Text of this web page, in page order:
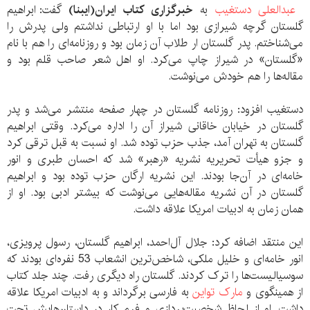
عبدالعلی دستغیب به خبرگزاری کتاب ایران(ایبنا)گفت: ابراهیم
گلستان گرچه شیرازی بود اما با او ارتباطی نداشتم ولی پدرش را
می‌شناختم. پدر گلستان ار طلاب آن زمان بود و روزنامه‌ای را هم با نام
«گلستان» در شیراز چاپ می‌کرد. او اهل شعر صاحب قلم بود و
مقاله‌ها را هم خودش می‌نوشت.
دستغیب افزود: روزنامه گلستان در چهار صفحه منتشر می‌شد و پدر
گلستان در خیابان خاقانی شیراز آن را اداره می‌کرد. وقتی ابراهیم
گلستان به تهران آمد، جذب حزب توده شد. او نسبت به قبل ترقی کرد
و جزو هیأت تحریریه نشریه «رهبر» شد که احسان طبری و انور
خامه‌ای در آن‌جا بودند. این نشریه ارگان حزب توده بود و ابراهیم
گلستان در آن نشریه مقاله‌هایی می‌نوشت که بیشتر ادبی بود. او از
همان زمان به ادبیات امریکا علاقه داشت.
این منتقد اضافه کرد: جلال آل‌احمد، ابراهیم گلستان، رسول پرویزی،
انور خامه‌ای و خلیل ملکی، شاخص‌ترین انشعاب 53 نفره‌ای بودند که
سوسیالیست‌ها را ترک کردند. گلستان راه دیگری رفت. چند جلد کتاب
از همینگوی و مارک تواین به فارسی برگرداند و به ادبیات امریکا علاقه